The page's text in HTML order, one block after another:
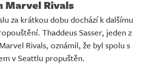
Marvel Rivals
za krátkou dobu dochází k dalšímu
Thaddeus Sasser, jeden z
Rivals, oznámil, že byl spolu s
v Seattlu propuštěn.